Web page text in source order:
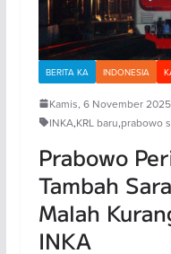
BERITA KA INDONESIA
Kamis, 6 November 2025
INKA,KRL baru,prabowo
Prabowo
Tambah
Malah
INKA